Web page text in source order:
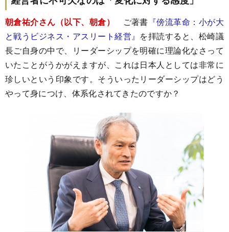
朝倉祐介さん（以下、朝倉） ご著書 『傍流革命：小が大
と戦うビジネス・アスリート経営』 を拝読すると、松崎議
長ご自身の中で、リーダーシップを明確に理論化なさって
いたことがうかがえますが、これは日本人としては非常に
珍しいという印象です。そういったリーダーシップはどう
やって身につけ、体系化されてきたのですか？